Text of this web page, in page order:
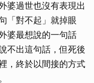
婆過世也沒有表現出
「對不起」就掉眼
婆最想說的一句話
不出這句話，但死後
，終於以間接的方式